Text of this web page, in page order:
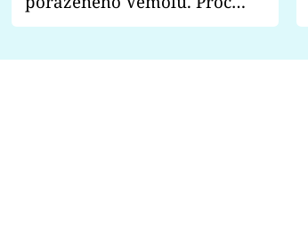
chce raději zápasit s ním než